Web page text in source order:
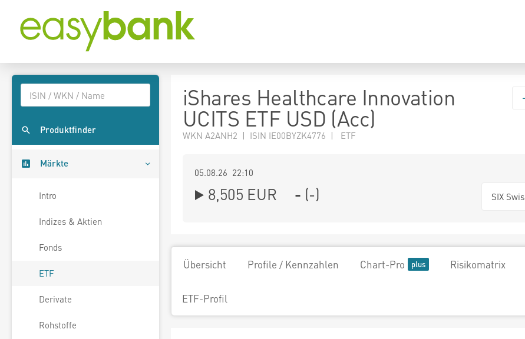
Produktfinder
Märkte
Intro
Indizes & Aktien
Fonds
ETF
Derivate
Rohstoffe
iShares Healthcare Innovation
UCITS ETF USD (Acc)
WKN A2ANH2 | ISIN IE00BYZK4776 | ETF
05.08.26 22:10
8,505 EUR - (-) SIX
Übersicht Profile / Kennzahlen Chart-Pro Risikomatrix
ETF-Profil